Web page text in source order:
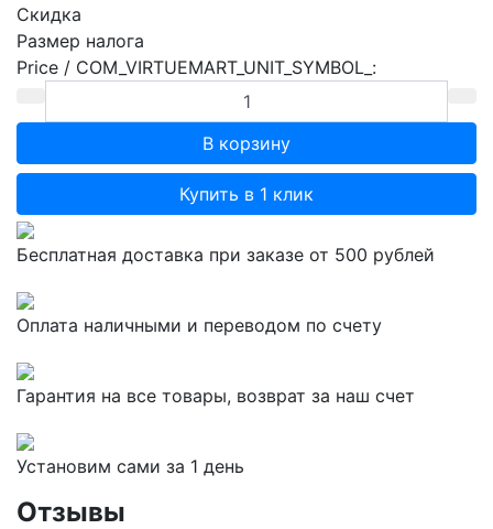
Скидка
Размер налога
Price / COM_VIRTUEMART_UNIT_SYMBOL_:
Купить в 1 клик
Бесплатная доставка при заказе от 500 рублей
Оплата наличными и переводом по счету
Гарантия на все товары, возврат за наш счет
Установим сами за 1 день
Отзывы